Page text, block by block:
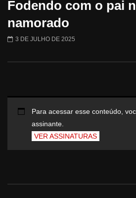
Fodendo com o pai
namorado
3 DE JULHO DE 2025
Para acessar esse conteúdo,
assinante.
VER ASSINATURAS